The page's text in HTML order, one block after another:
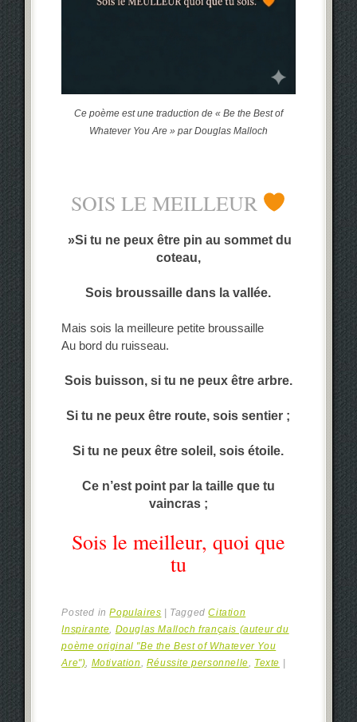
Ce poème est une traduction de « Be the Best of
Whatever You Are » par Douglas Malloch
‌SOIS LE MEILLEUR
‎ »Si tu ne peux être pin au sommet du
coteau,
Sois broussaille dans la vallée.
Mais sois la meilleure petite broussaille
Au bord du ruisseau.
Sois buisson, si tu ne peux être arbre.
Si tu ne peux être route, sois sentier ;
Si tu ne peux être soleil, sois étoile.
Ce n’est point par la taille que tu
vaincras ;
Sois le meilleur, quoi que
tu
Posted inPopulaires TaggedCitation
Inspirante, Douglas Malloch français (auteur du
poème original "Be the Best of Whatever You
Are"), Motivation, Réussite personnelle, Texte